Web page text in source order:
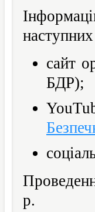
сайт
БДР);
р.